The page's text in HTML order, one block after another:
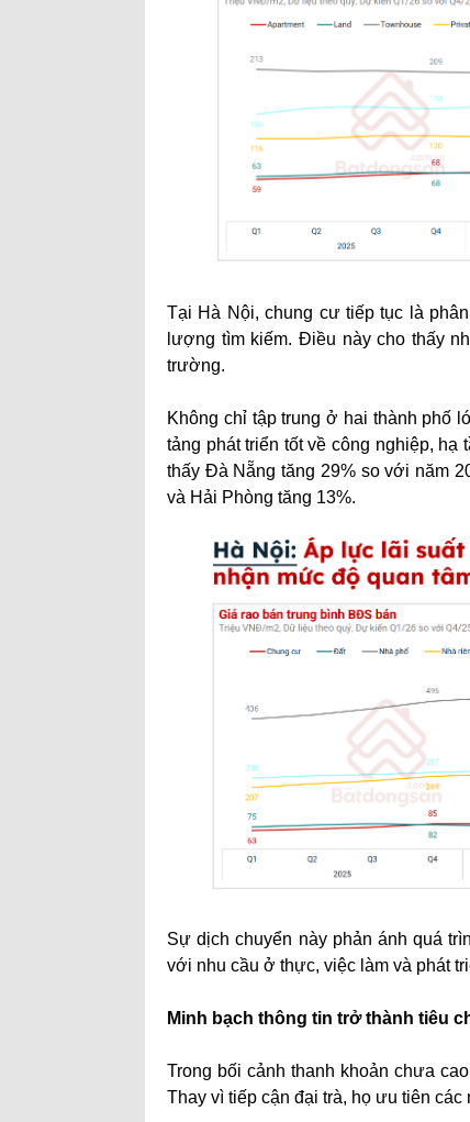
Tại Hà Nội, chung cư tiếp tục là
lượng tìm kiếm. Điều này cho thấy
trường.
Không chỉ tập trung ở hai thành phố
tảng phát triển tốt về công nghiệp,
thấy Đà Nẵng tăng 29% so với năm
và Hải Phòng tăng 13%.
Sự dịch chuyển này phản ánh quá
với nhu cầu ở thực, việc làm và phát
Minh bạch thông tin trở thành tiêu
Trong bối cảnh thanh khoản chưa
Thay vì tiếp cận đại trà, họ ưu tiên